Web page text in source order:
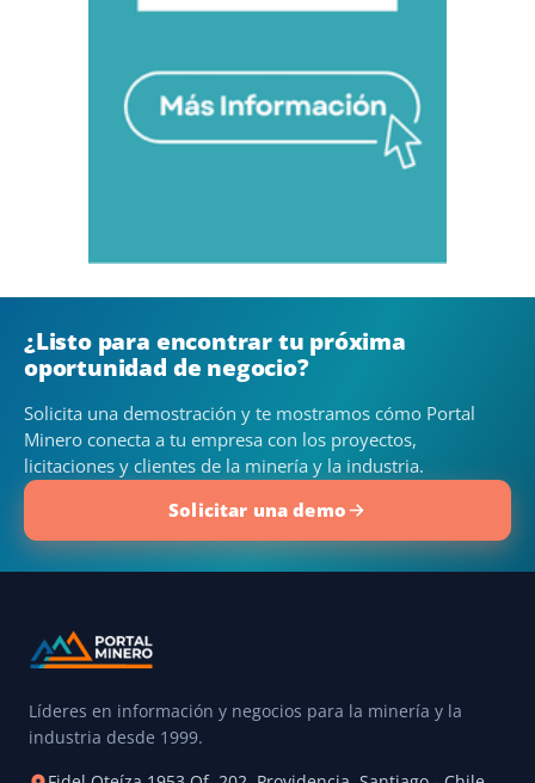
¿Listo para encontrar tu próxima
oportunidad de negocio?
Solicita una demostración y te mostramos cómo Portal
Minero conecta a tu empresa con los proyectos,
licitaciones y clientes de la minería y la industria.
Solicitar una demo
Líderes en información y negocios para la minería y la
industria desde 1999.